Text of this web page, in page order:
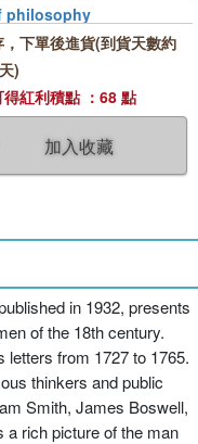
加入收藏
下單後進貨(到貨天數約
)
紅利積點 ：68 點
philosophy
in 1932, presents
of the 18th century.
from 1727 to 1765.
thinkers and public
Smith, James Boswell,
a rich picture of the man